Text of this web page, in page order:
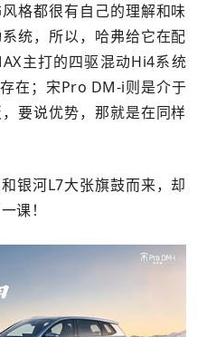
格都很有自己的理解和味
统，所以，哈弗给它在配
主打的四驱混动Hi4系统
在；宋Pro DM-i则是介于
要说优势，那就是在同样
银河L7大张旗鼓而来，却
课！